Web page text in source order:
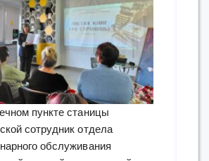
пункте станицы
сотрудник отдела
обслуживания